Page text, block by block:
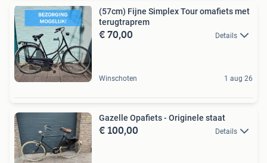
(57cm) Fijne Simplex Tour omafiets met
terugtraprem
€ 70,00 Details
Winschoten 1 aug 26
Gazelle Opafiets - Originele staat
€ 100,00 Details